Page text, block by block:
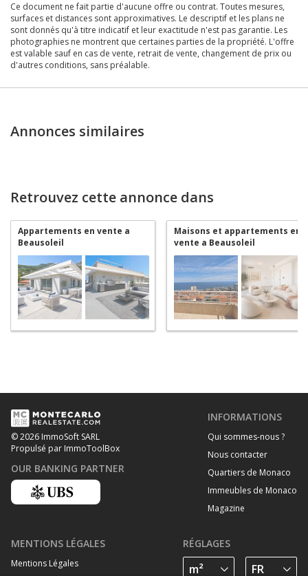
Ce document ne fait partie d'aucune offre ou contrat. Toutes mesures,
surfaces et distances sont approximatives. Le descriptif et les plans ne
sont donnés qu'à titre indicatif et leur exactitude n'est pas garantie. Les
photographies ne montrent que certaines parties de la propriété. L'offre
est valable sauf en cas de vente, retrait de vente, changement de prix ou
d'autres conditions, sans préalable.
Annonces similaires
Retrouvez cette annonce dans
Appartements en vente a
Beausoleil
Maisons et appartements en
vente a Beausoleil
© 2026 ImmoSoft SARL
Propulsé par ImmoToolBox
OUR BANKING PARTNER
INFORMATIONS
Qui sommes-nous ?
Nous contacter
Quartiers de Monaco
Immeubles de Monaco
Magazine
MENTIONS LÉGALES
Mentions Légales
RÉGLAGES